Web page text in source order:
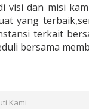
visi dan misi
yang
terkait
bersama
Kami